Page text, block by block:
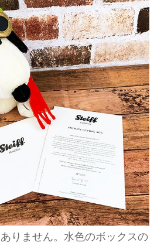
りません。水色のボックスの